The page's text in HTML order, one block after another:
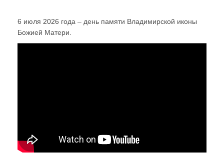
6 июля 2026 года – день памяти Владимирской иконы
Божией Матери.